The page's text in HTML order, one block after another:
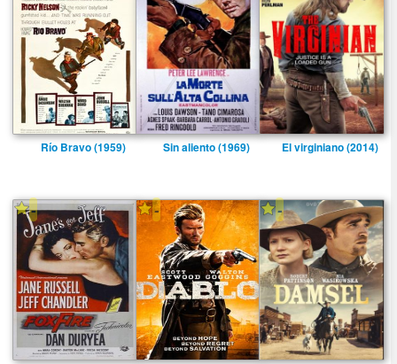
Rí­o Bravo (1959) Sin aliento (1969) El virginiano (2014)
- - -